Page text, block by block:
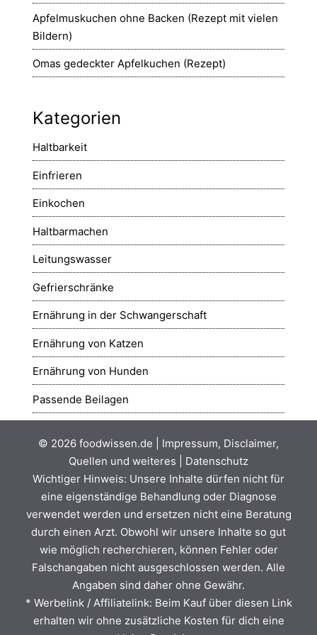
Apfelmuskuchen ohne Backen (Rezept mit vielen
Bildern)
Omas gedeckter Apfelkuchen (Rezept)
Kategorien
Haltbarkeit
Einfrieren
Einkochen
Haltbarmachen
Leitungswasser
Gefrierschränke
Ernährung in der Schwangerschaft
Ernährung von Katzen
Ernährung von Hunden
Passende Beilagen
© 2026 foodwissen.de
Impressum, Disclaimer,
Quellen und weiteres
Datenschutz
Wichtiger Hinweis: Unsere Inhalte dürfen nicht für
eine eigenständige Behandlung oder Diagnose
verwendet werden und ersetzen nicht eine Beratung
durch einen Arzt. Obwohl wir unsere Inhalte so gut
wie möglich recherchieren, können Fehler oder
Falschangaben nicht ausgeschlossen werden. Alle
Angaben sind daher ohne Gewähr.
* Werbelink / Affiliatelink: Beim Kauf über diesen Link
erhalten wir ohne zusätzliche Kosten für dich eine